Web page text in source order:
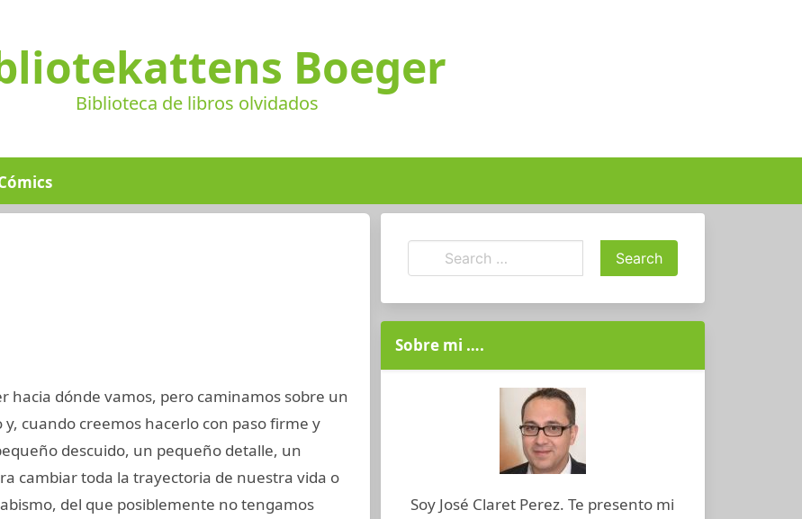
Boeger
Biblioteca de libros olvidados
hacia dónde vamos, pero caminamos sobre un
y, cuando creemos hacerlo con paso firme y
descuido, un pequeño detalle, un
cambiar toda la trayectoria de nuestra vida o
del que posiblemente no tengamos
Sobre mi ….
Soy José Claret Perez. Te presento mi